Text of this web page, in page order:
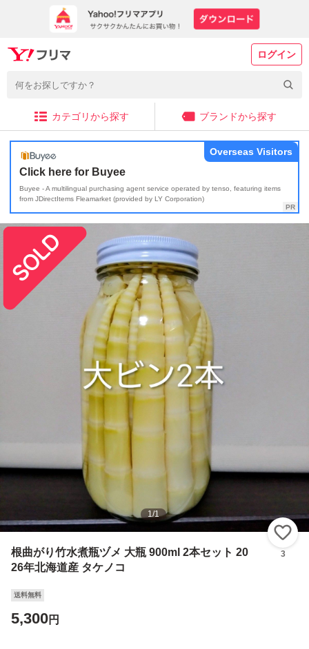
ログイン
カテゴリから探す ブランドから探す
Click here for Buyee
Buyee - A multilingual purchasing agent service operated by tenso, featuring items
from JDirectItems Fleamarket (provided by LY Corporation)
Overseas Visitors
1/1
根曲がり竹水煮瓶ヅメ 大瓶 900ml 2本セット 20
26年北海道産 タケノコ
3
送料無料
5,300円